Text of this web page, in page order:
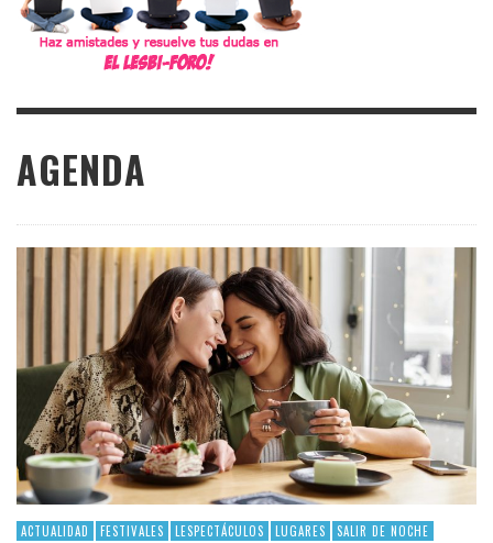
AGENDA
ACTUALIDAD FESTIVALES LESPECTÁCULOS LUGARES SALIR DE NOCHE